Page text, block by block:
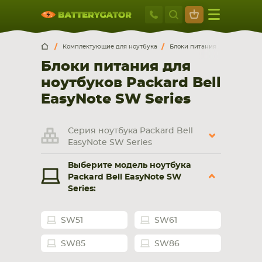
Москва
+7 495 414
Москва Санкт-Петербург
г. Москва, ул. Ткацкая, 5с3 (м. Семеновская)
5 мин. ходьбы от ст.м. “Семеновская”
+7 495 414 28 59
9:00-21:00
смартфона, планшета
Комплектующие для ноутбука Блоки питания для
Блоки питания для
ноутбуков Packard Bell
EasyNote SW Series
Серия ноутбука Packard Bell
EasyNote SW Series
Выберите модель ноутбука
Packard Bell EasyNote SW
Series:
SW51 SW61
SW85 SW86